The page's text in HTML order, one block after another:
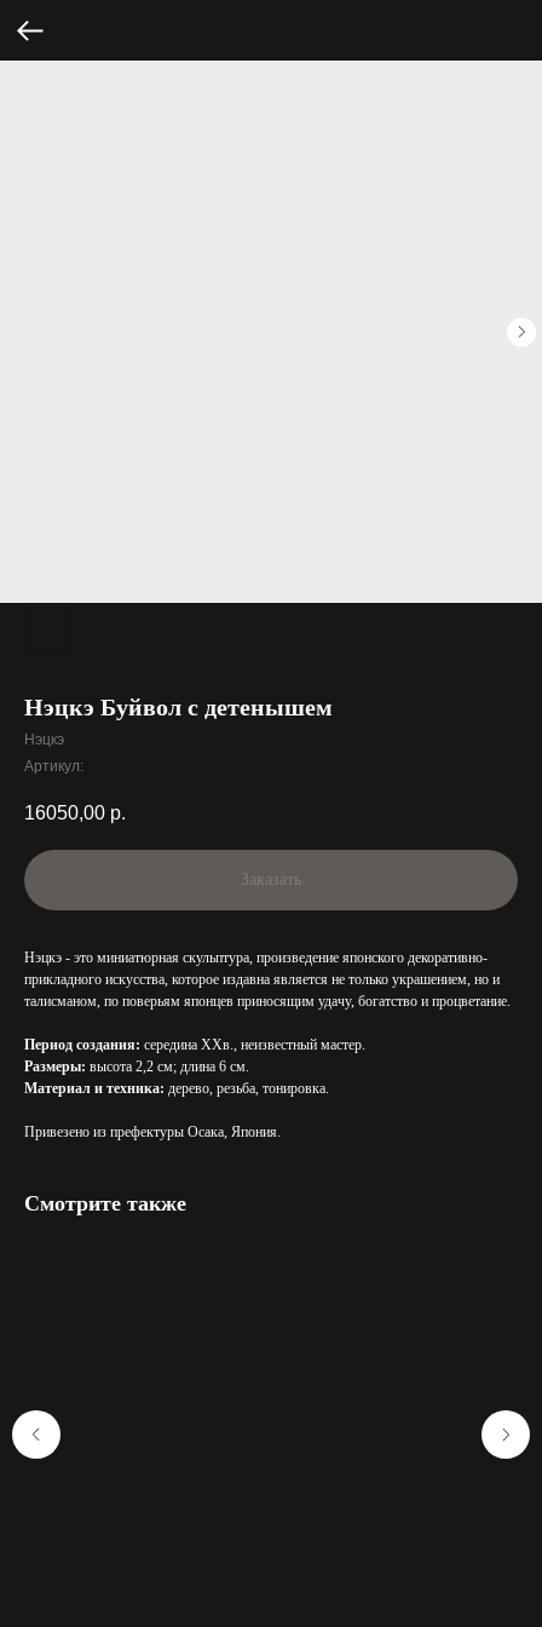
Нэцкэ Буйвол с детенышем
Нэцкэ
Артикул:
16050,00 р.
Заказать
Нэцкэ - это миниатюрная скульптура, произведение японского декоративно-
прикладного искусства, которое издавна является не только украшением, но и
талисманом, по поверьям японцев приносящим удачу, богатство и процветание.
Период создания: середина XXв., неизвестный мастер.
Размеры: высота 2,2 см; длина 6 см.
Материал и техника: дерево, резьба, тонировка.
Привезено из префектуры Осака, Япония.
Смотрите также